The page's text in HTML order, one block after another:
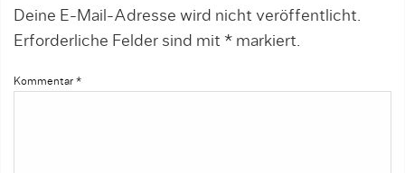
Deine E-Mail-Adresse wird nicht veröffentlicht.
Erforderliche Felder sind mit * markiert.
Kommentar *